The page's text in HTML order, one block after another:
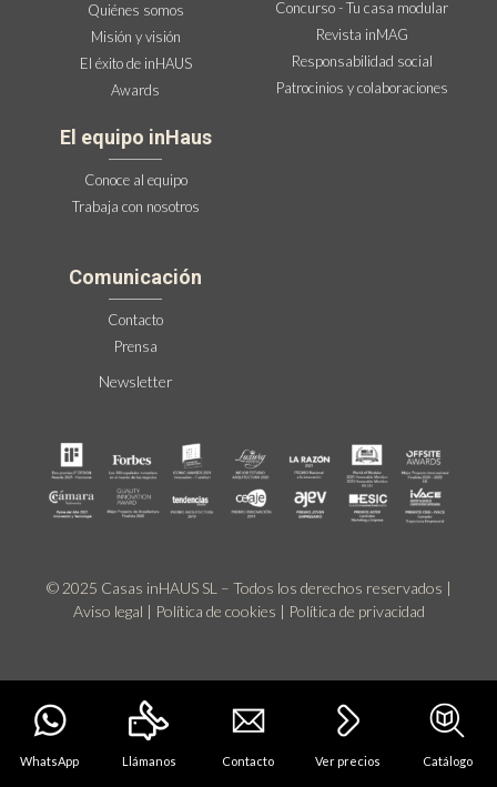
Quiénes somos
Misión y visión
El éxito de inHAUS
Awards
Concurso - Tu casa modular
Revista inMAG
Responsabilidad social
Patrocinios y colaboraciones
El equipo inHaus
Conoce al equipo
Trabaja con nosotros
Comunicación
Contacto
Prensa
Newsletter
© 2025 Casas inHAUS SL – Todos los derechos reservados |
Aviso legal | Política de cookies | Política de privacidad
WhatsApp Llámanos Contacto Ver precios Catálogo